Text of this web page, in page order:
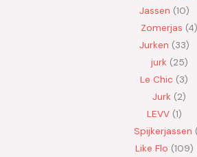
Jassen 10
Zomerjas 4
Jurken 33
jurk 25
Le Chic 3
Jurk 2
LEVV 1
Spijkerjassen
Like Flo 109